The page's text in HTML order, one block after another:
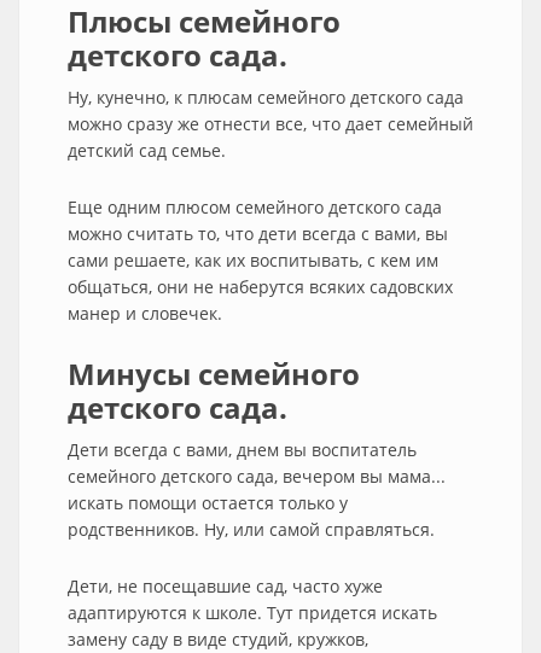
Плюсы семейного
детского сада.
Ну, кунечно, к плюсам семейного детского сада
можно сразу же отнести все, что дает семейный
детский сад семье.
Еще одним плюсом семейного детского сада
можно считать то, что дети всегда с вами, вы
сами решаете, как их воспитывать, с кем им
общаться, они не наберутся всяких садовских
манер и словечек.
Минусы семейного
детского сада.
Дети всегда с вами, днем вы воспитатель
семейного детского сада, вечером вы мама...
искать помощи остается только у
родственников. Ну, или самой справляться.
Дети, не посещавшие сад, часто хуже
адаптируются к школе. Тут придется искать
замену саду в виде студий, кружков,